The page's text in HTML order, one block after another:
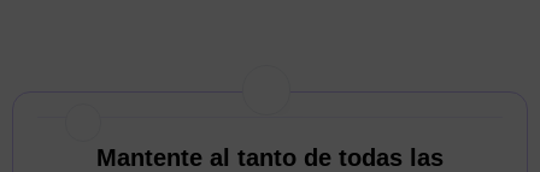
Mantente al tanto de todas las